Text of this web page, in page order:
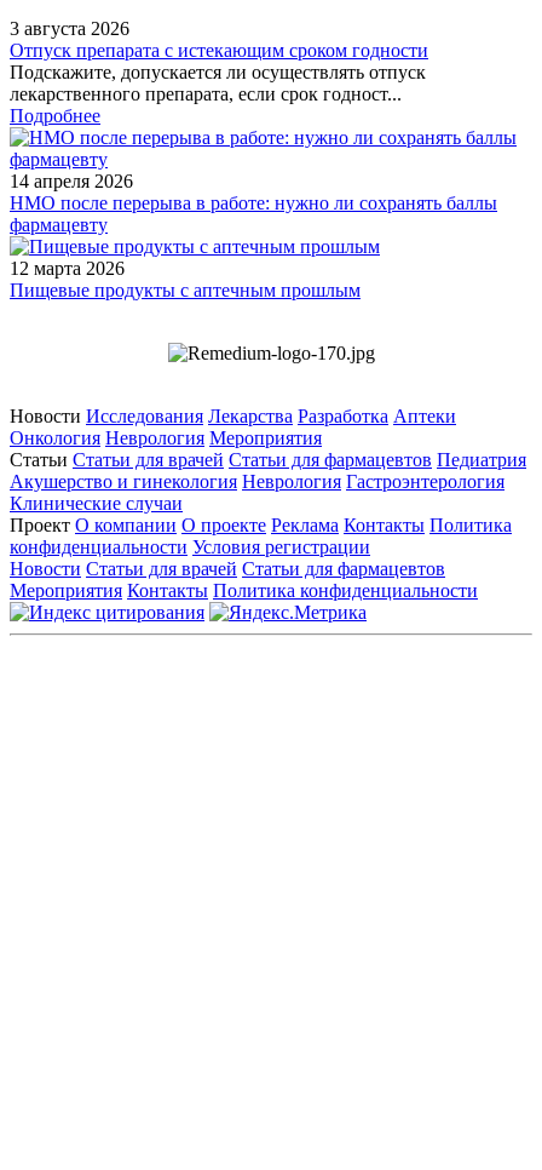
3 августа 2026
Отпуск препарата с истекающим сроком годности
Подскажите, допускается ли осуществлять отпуск
лекарственного препарата, если срок годност...
Подробнее
14 апреля 2026
НМО после перерыва в работе: нужно ли сохранять баллы
фармацевту
12 марта 2026
Пищевые продукты с аптечным прошлым
Новости Исследования Лекарства Разработка Аптеки
Онкология Неврология Мероприятия
Статьи Статьи для врачей Статьи для фармацевтов Педиатрия
Акушерство и гинекология Неврология Гастроэнтерология
Клинические случаи
Проект О компании О проекте Реклама Контакты Политика
конфиденциальности Условия регистрации
Новости Статьи для врачей Статьи для фармацевтов
Мероприятия Контакты Политика конфиденциальности